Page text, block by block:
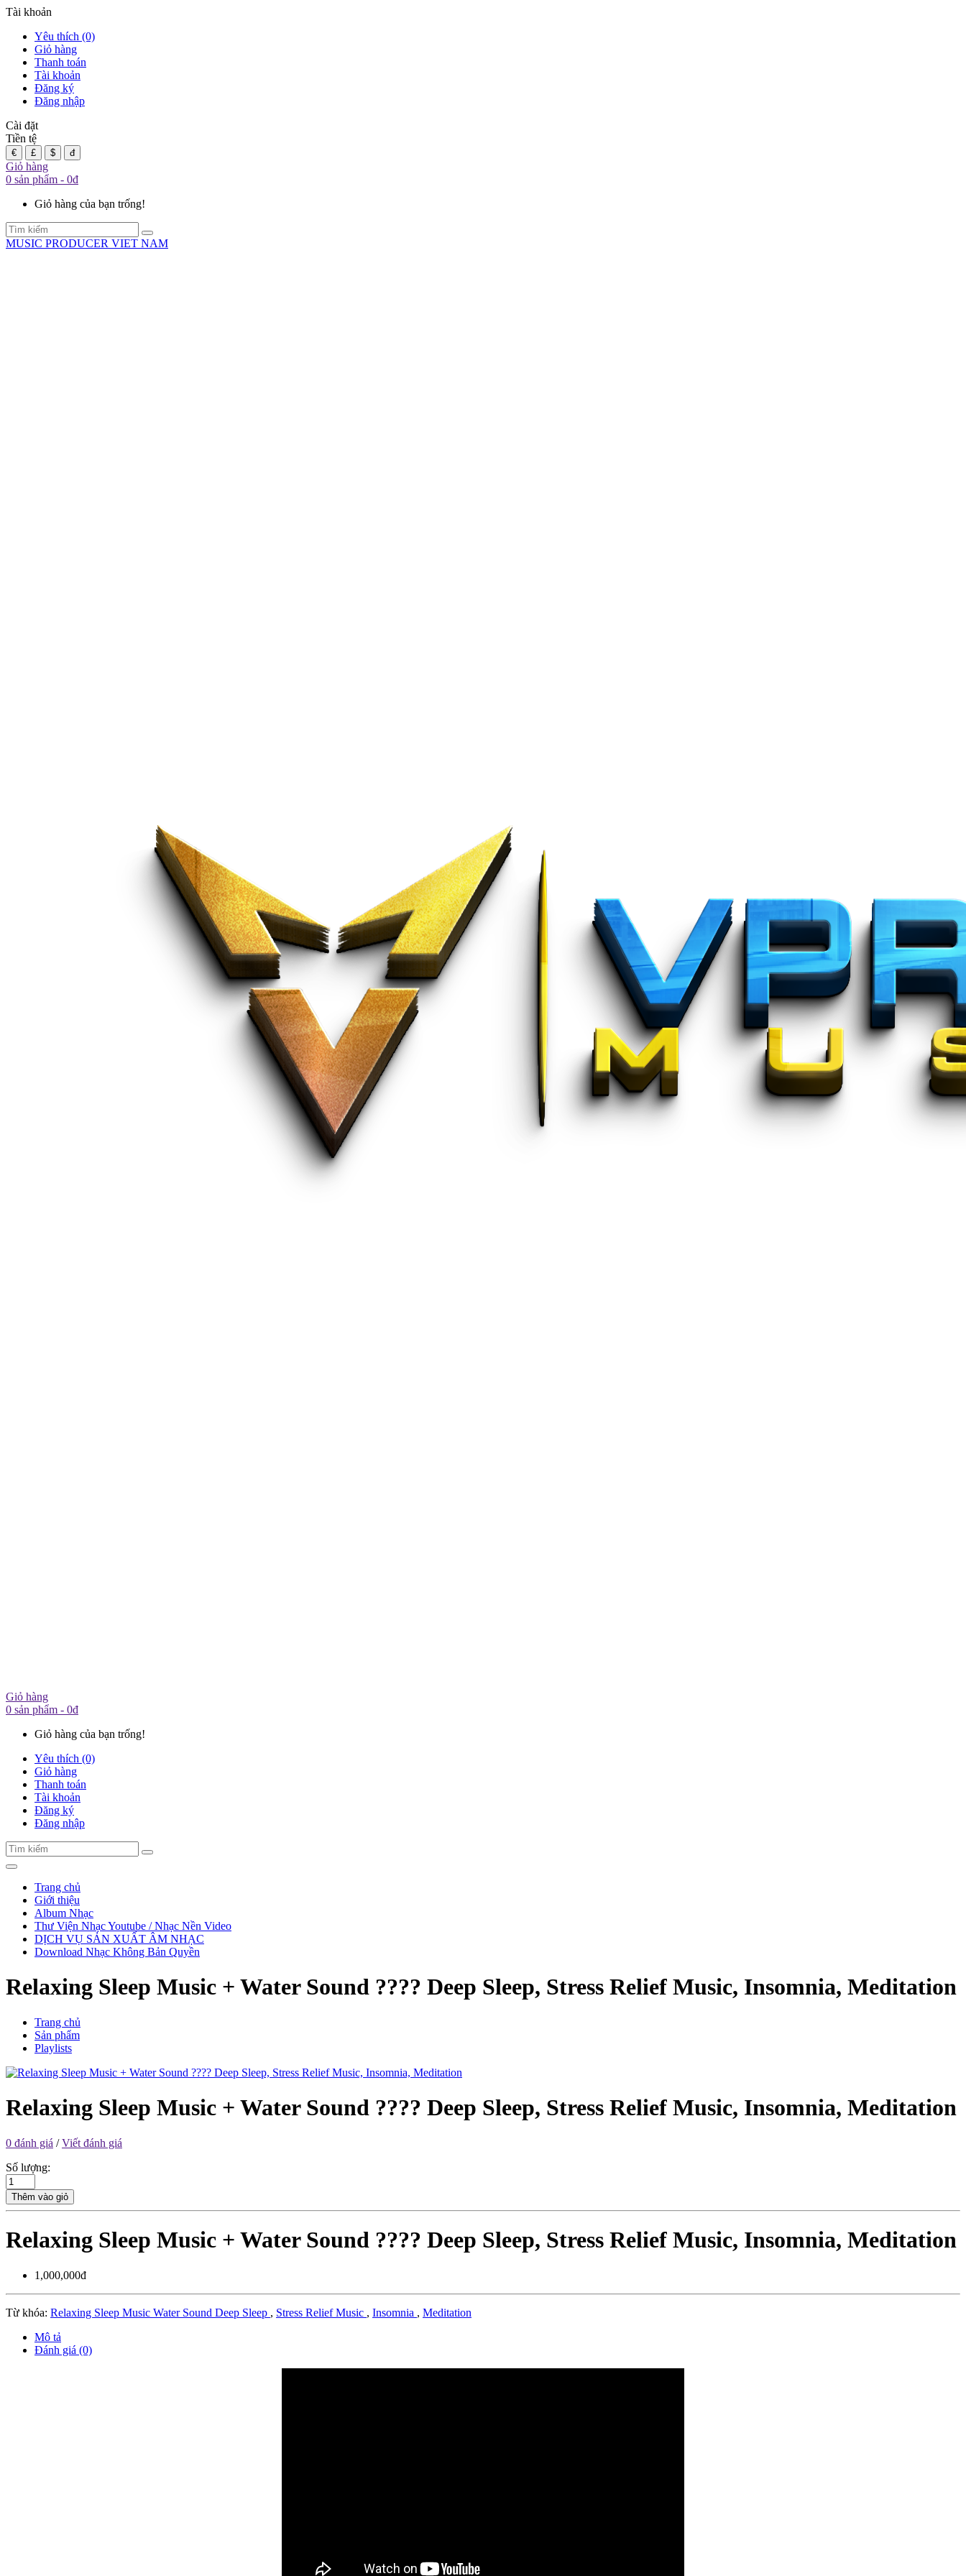
Tài khoản
Yêu thích (0)
Giỏ hàng
Thanh toán
Tài khoản
Đăng ký
Đăng nhập
Cài đặt
Tiền tệ
€ £ $ đ
Giỏ hàng
0 sản phẩm - 0đ
Giỏ hàng của bạn trống!
MUSIC PRODUCER VIET NAM
Giỏ hàng
0 sản phẩm - 0đ
Giỏ hàng của bạn trống!
Yêu thích (0)
Giỏ hàng
Thanh toán
Tài khoản
Đăng ký
Đăng nhập
Trang chủ
Giới thiệu
Album Nhạc
Thư Viện Nhạc Youtube / Nhạc Nền Video
DỊCH VỤ SẢN XUẤT ÂM NHẠC
Download Nhạc Không Bản Quyền
Relaxing Sleep Music + Water Sound ???? Deep Sleep, Stress Relief Music, Insomnia, Meditation
Trang chủ
Sản phẩm
Playlists
Relaxing Sleep Music + Water Sound ???? Deep Sleep, Stress Relief Music, Insomnia, Meditation
0 đánh giá /Viết đánh giá
Số lượng:
Thêm vào giỏ
Relaxing Sleep Music + Water Sound ???? Deep Sleep, Stress Relief Music, Insomnia, Meditation
1,000,000đ
Từ khóa: Relaxing Sleep Music Water Sound Deep Sleep , Stress Relief Music , Insomnia , Meditation
Mô tả
Đánh giá (0)